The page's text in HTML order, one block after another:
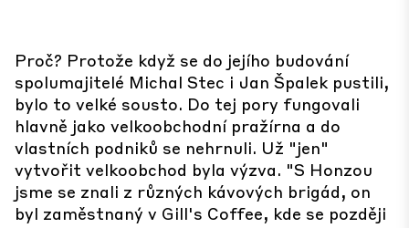
Proč? Protože když se do jejího budování
spolumajitelé Michal Stec i Jan Špalek pustili,
bylo to velké sousto. Do tej pory fungovali
hlavně jako velkoobchodní pražírna a do
vlastních podniků se nehrnuli. Už "jen"
vytvořit velkoobchod byla výzva. "S Honzou
jsme se znali z různých kávových brigád, on
byl zaměstnaný v Gill's Coffee, kde se později